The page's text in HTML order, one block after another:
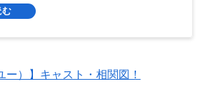
ー）】キャスト・相関図！